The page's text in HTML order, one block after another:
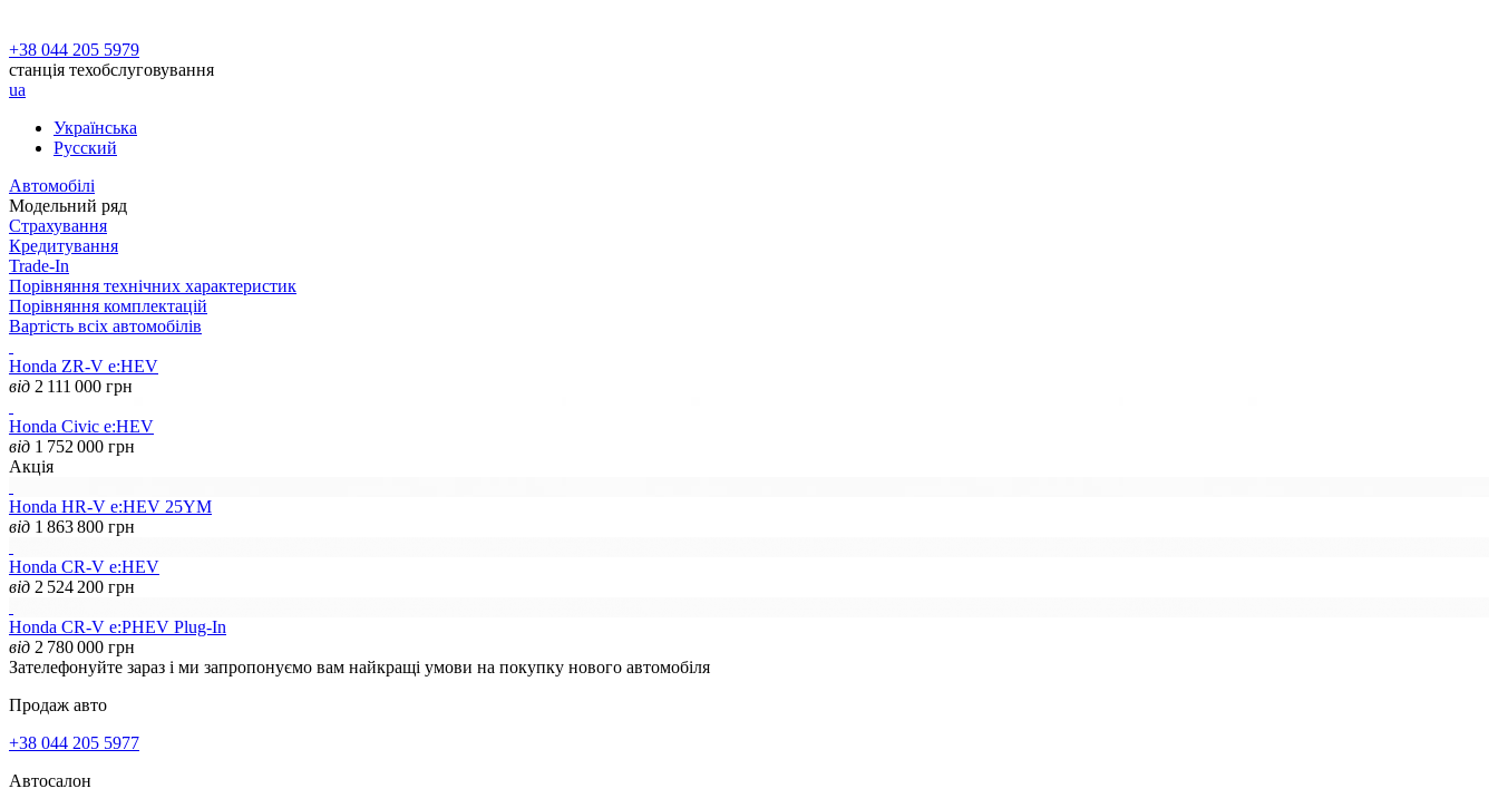
+38 044 205 5979
станція техобслуговування
ua
Українська
Русский
Автомобілі
Модельний ряд
Страхування
Кредитування
Trade-In
Порівняння технічних характеристик
Порівняння комплектацій
Вартість всіх автомобілів
Honda ZR-V e:HEV
від 2 111 000 грн
Honda Civic e:HEV
від 1 752 000 грн
Акція
Honda HR-V e:HEV 25YM
від 1 863 800 грн
Honda CR-V e:HEV
від 2 524 200 грн
Honda CR-V e:PHEV Plug-In
від 2 780 000 грн
Зателефонуйте зараз і ми запропонуємо вам найкращі умови на покупку нового автомобіля
Продаж авто
+38 044 205 5977
Автосалон